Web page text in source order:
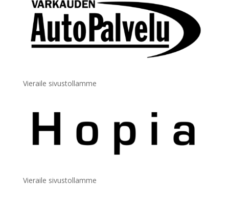
Vieraile sivustollamme
Vieraile sivustollamme